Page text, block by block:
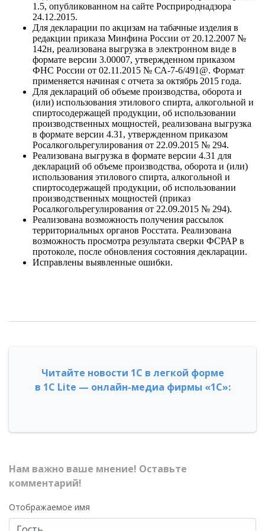
1.5, опубликованном на сайте Росприроднадзора
24.12.2015.
Для декларации по акцизам на табачные изделия в
редакции приказа Минфина России от 20.12.2007 №
142н, реализована выгрузка в электронном виде в
формате версии 3.00007, утвержденном приказом
ФНС России от 02.11.2015 № СА-7-6/491@. Формат
применяется начиная с отчета за октябрь 2015 года.
Для деклараций об объеме производства, оборота и
(или) использования этилового спирта, алкогольной и
спиртосодержащей продукции, об использовании
производственных мощностей, реализована выгрузка
в формате версии 4.31, утвержденном приказом
Росалкогольрегулирования от 22.09.2015 № 294.
Реализована выгрузка в формате версии 4.31 для
деклараций об объеме производства, оборота и (или)
использования этилового спирта, алкогольной и
спиртосодержащей продукции, об использовании
производственных мощностей (приказ
Росалкогольрегулирования от 22.09.2015 № 294).
Реализована возможность получения рассылок
территориальных органов Росстата. Реализована
возможность просмотра результата сверки ФСРАР в
протоколе, после обновления состояния декларации.
Исправлены выявленные ошибки.
Читайте новости 1С в легкой форме
в 1С Lite — онлайн-медиа фирмы «1С»:
Нам важно ваше мнение! Оставьте
комментарий!
Отображаемое имя